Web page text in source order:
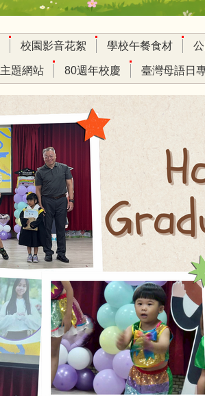
校園影音花絮 學校午餐食材
主題網站 80週年校慶 臺灣母語日